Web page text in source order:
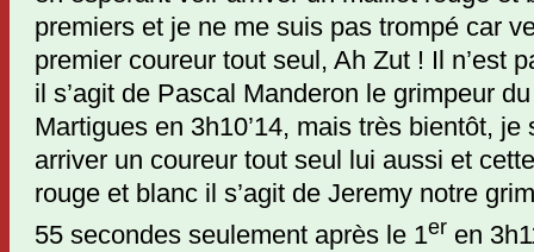
premiers et je ne me suis pas trompé car
premier coureur tout seul, Ah Zut ! Il n’est
il s’agit de Pascal Manderon le grimpeur
Martigues en 3h10’14, mais très bientôt,
arriver un coureur tout seul lui aussi et
rouge et blanc il s’agit de Jeremy notre
55 secondes seulement après le 1er en